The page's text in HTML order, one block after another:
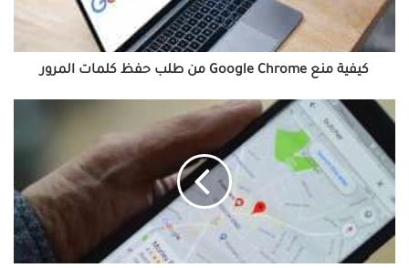
حفظ
كلمات
المرور
كيفية منع Google Chrome من طلب حفظ كلمات المرور
كيفية
إضافة
ملصقات
متعددة
على
Google
Maps